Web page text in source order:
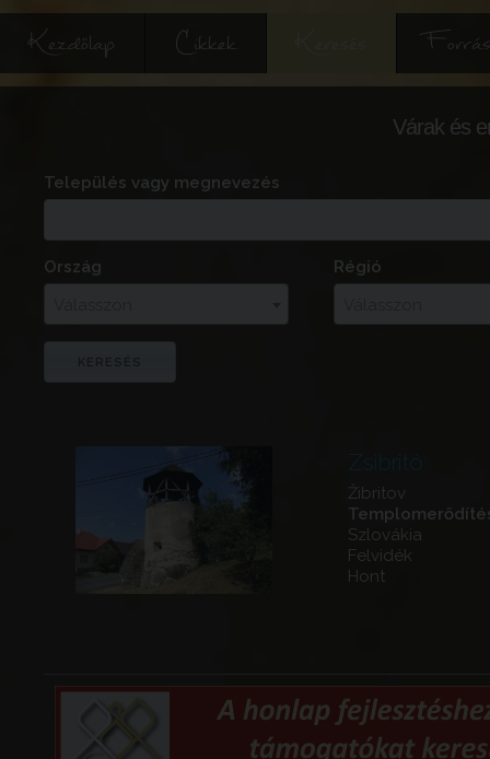
Kezdőlap Cikkek
Várak és
Település vagy megnevezés
Ország
Régió
Zsibritó
Žibritov
Szlovákia
Felvidék
Hont